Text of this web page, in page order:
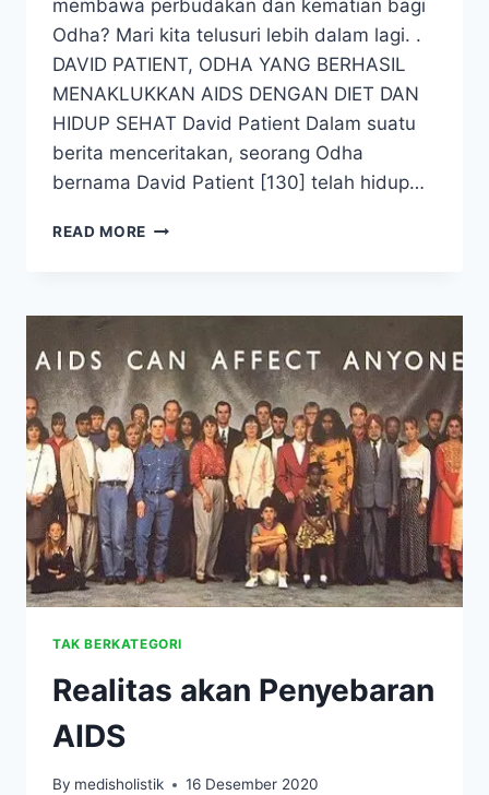
membawa perbudakan dan kematian bagi
Odha? Mari kita telusuri lebih dalam lagi. .
DAVID PATIENT, ODHA YANG BERHASIL
MENAKLUKKAN AIDS DENGAN DIET DAN
HIDUP SEHAT David Patient Dalam suatu
berita menceritakan, seorang Odha
bernama David Patient [130] telah hidup…
READ MORE HATI-
TERAPI
MENINGKATKAN
KUALITAS
HIDUP
TAK BERKATEGORI
Realitas akan Penyebaran
AIDS
By medisholistik 16 Desember 2020